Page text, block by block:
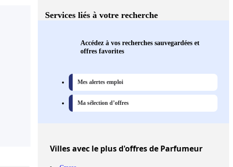
Services liés à votre recherche
Accédez à vos recherches sauvegardées et
offres favorites
Mes alertes emploi
Ma sélection d’offres
Villesavec le plus d'offres de Parfumeur